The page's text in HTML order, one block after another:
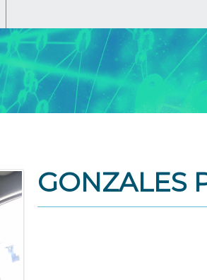
GONZALES